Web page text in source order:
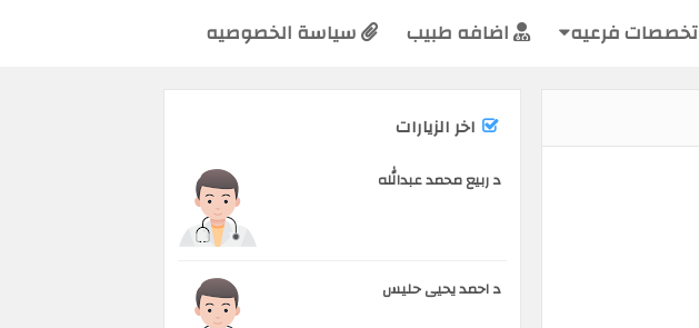
تخصصات فرعيه اضافه طبيب سياسة الخصوصيه
اخر الزيارات
د ربيع محمد عبدالله
د احمد يحيى حليس